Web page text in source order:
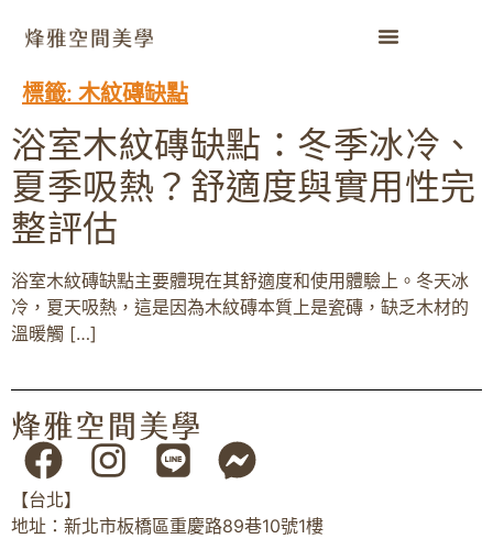
標籤: 木紋磚缺點
浴室木紋磚缺點：冬季冰冷、
夏季吸熱？舒適度與實用性完
整評估
浴室木紋磚缺點主要體現在其舒適度和使用體驗上。冬天冰
冷，夏天吸熱，這是因為木紋磚本質上是瓷磚，缺乏木材的
溫暖觸 […]
【台北】
地址：新北市板橋區重慶路89巷10號1樓